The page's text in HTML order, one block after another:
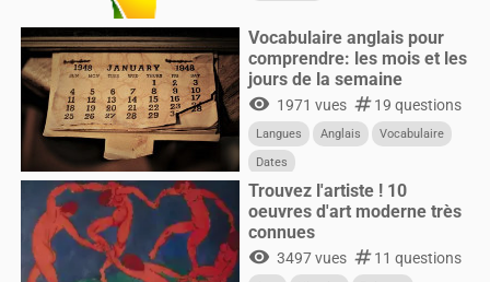
Vocabulaire anglais pour
comprendre: les mois et les
jours de la semaine
visibility 1971 vues numbers19 questions
Langues Anglais
Vocabulaire
Dates
Trouvez l'artiste ! 10
oeuvres d'art moderne très
connues
visibility 3497 vues numbers11 questions